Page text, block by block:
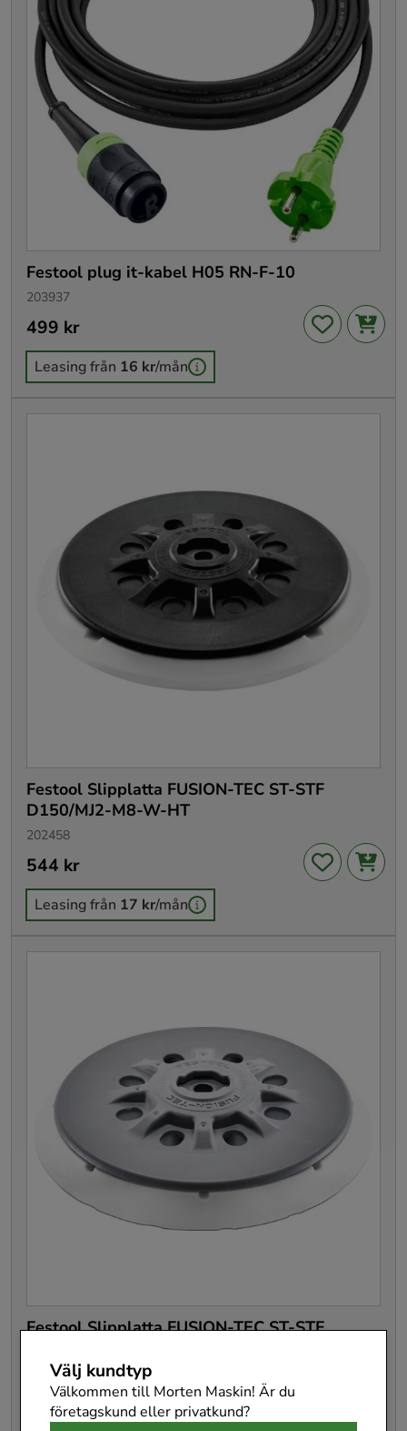
Välj kundtyp
Välkommen till Morten Maskin! Är du
företagskund eller privatkund?
Festool plug it-kabel H05 RN-F-10
203937
Pris: 499 kr
499 kr
Leasing från 16 kr/mån
Festool Slipplatta FUSION-TEC ST-STF
D150/MJ2-M8-W-HT
202458
Pris: 544 kr
544 kr
Leasing från 17 kr/mån
Festool Slipplatta FUSION-TEC ST-STF
202459
Pris:544 kr
544 kr